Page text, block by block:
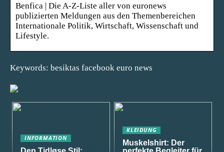
Benfica | Die A-Z-Liste aller von euronews
publizierten Meldungen aus den Themenbereichen
Internationale Politik, Wirtschaft, Wissenschaft und
Lifestyle.
Keywords: besiktas facebook euro news
INFORMATION
KLEIDUNG
Muskelshirt: Der